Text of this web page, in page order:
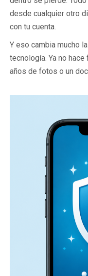
desde cualquier otro
con tu cuenta.
Y eso cambia mucho
tecnología. Ya no
años de fotos o un